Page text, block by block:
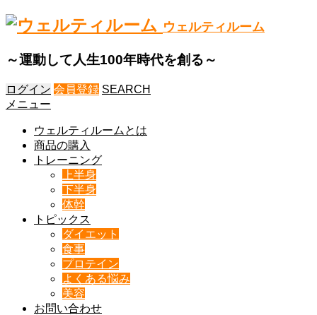
ウェルティルーム
～運動して人生100年時代を創る～
ログイン 会員登録 SEARCH
メニュー
ウェルティルームとは
商品の購入
トレーニング
上半身
下半身
体幹
トピックス
ダイエット
食事
プロテイン
よくある悩み
美容
お問い合わせ